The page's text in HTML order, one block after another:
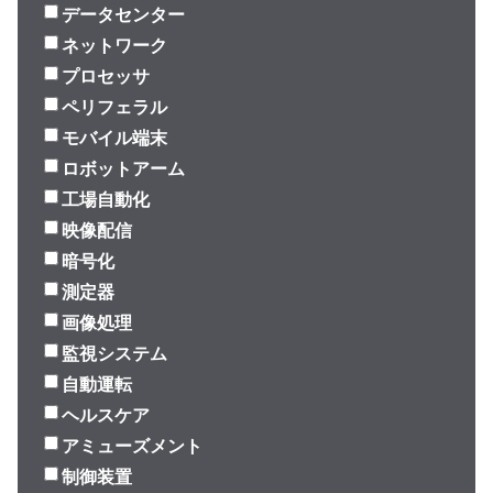
データセンター
ネットワーク
プロセッサ
ペリフェラル
モバイル端末
ロボットアーム
工場自動化
映像配信
暗号化
測定器
画像処理
監視システム
自動運転
ヘルスケア
アミューズメント
制御装置